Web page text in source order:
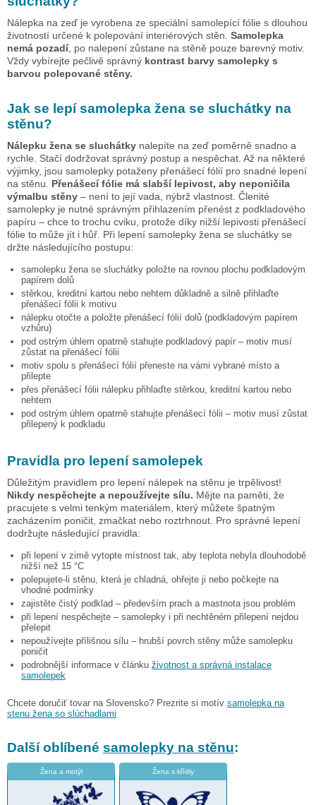
Nálepka na zeď je vyrobena ze speciální samolepící fólie s dlouhou
životností určené k polepování interiérových stěn. Samolepka
nemá pozadí, po nalepení zůstane na stěně pouze barevný motiv.
Vždy vybírejte pečlivě správný kontrast barvy samolepky s
barvou polepované stěny.
Jak se lepí samolepka žena se sluchátky na
stěnu?
Nálepku žena se sluchátky nalepíte na zeď poměrně snadno a
rychle. Stačí dodržovat správný postup a nespěchat. Až na některé
výjimky, jsou samolepky potaženy přenášecí fólií pro snadné lepení
na stěnu. Přenášecí fólie má slabší lepivost, aby neponičila
výmalbu stěny – není to její vada, nýbrž vlastnost. Členité
samolepky je nutné správným přihlazením přenést z podkladového
papíru – chce to trochu cviku, protože díky nižší lepivosti přenášecí
fólie to může jít i hůř. Při lepení samolepky žena se sluchátky se
držte následujícího postupu:
samolepku žena se sluchátky položte na rovnou plochu podkladovým
papírem dolů
stěrkou, kreditní kartou nebo nehtem důkladně a silně přihlaďte
přenášecí fólii k motivu
nálepku otočte a položte přenášecí fólií dolů (podkladovým papírem
vzhůru)
pod ostrým úhlem opatrně stahujte podkladový papír – motiv musí
zůstat na přenášecí fólii
motiv spolu s přenášecí fólií přeneste na vámi vybrané místo a
přilepte
přes přenášecí fólii nálepku přihlaďte stěrkou, kreditní kartou nebo
nehtem
pod ostrým úhlem opatrně stahujte přenášecí fólii – motiv musí zůstat
přilepený k podkladu
Pravidla pro lepení samolepek
Důležitým pravidlem pro lepení nálepek na stěnu je trpělivost!
Nikdy nespěchejte a nepoužívejte sílu. Mějte na paměti, že
pracujete s velmi tenkým materiálem, který můžete špatným
zacházením poničit, zmačkat nebo roztrhnout. Pro správné lepení
dodržujte následující pravidla:
při lepení v zimě vytopte místnost tak, aby teplota nebyla dlouhodobě
nižší než 15 °C
polepujete-li stěnu, která je chladná, ohřejte ji nebo počkejte na
vhodné podmínky
zajistěte čistý podklad – především prach a mastnota jsou problém
při lepení nespěchejte – samolepky i při nechtěném přilepení nejdou
přelepit
nepoužívejte přílišnou sílu – hrubší povrch stěny může samolepku
poničit
podrobnější informace v článku životnost a správná instalace
samolepek
Chcete doručiť tovar na Slovensko? Prezrite si motív samolepka na
stenu žena so slúchadlami
Další oblíbené samolepky na stěnu:
Žena a motýl Žena s křídly